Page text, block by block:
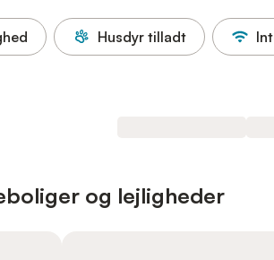
Husdyr tilladt
og lejligheder